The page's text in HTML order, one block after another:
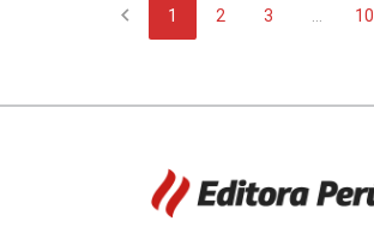
chevron_left 1 2 3 10